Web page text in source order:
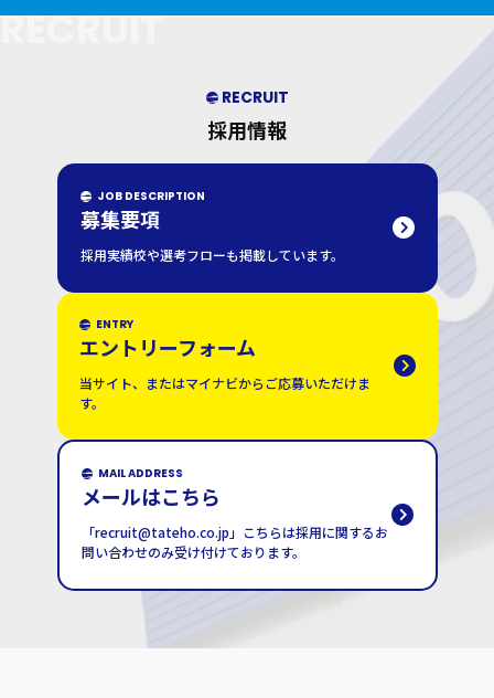
RECRUIT
RECRUIT
採用情報
JOB DESCRIPTION
募集要項
採用実績校や選考フローも掲載しています。
ENTRY
エントリーフォーム
当サイト、またはマイナビからご応募いただけま
す。
MAIL ADDRESS
メールはこちら
「recruit@tateho.co.jp」こちらは採用に関するお
問い合わせのみ受け付けております。